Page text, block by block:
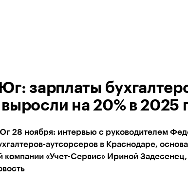
зарплаты
на 20% в 2025
28 ноября: интервью с руководителем
аутсорсеров в Краснодаре,
компании «Учет-Сервис» Ириной Задесенец,